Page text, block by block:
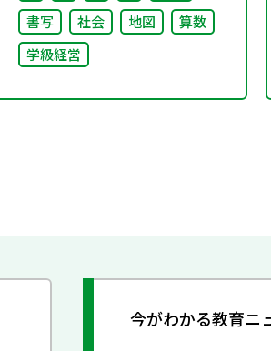
書写
社会 地図
算数
学級経営
今がわかる教育ニ